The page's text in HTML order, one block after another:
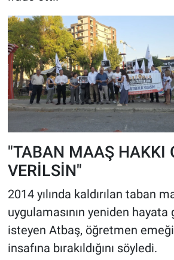
"TABAN MAAŞ HAKKI
VERİLSİN"
2014 yılında kaldırılan taban
uygulamasının yeniden
isteyen Atbaş, öğretmen
insafına bırakıldığını söyledi.